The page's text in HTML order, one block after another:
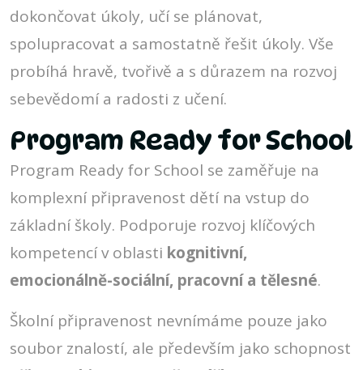
dokončovat úkoly, učí se plánovat,
spolupracovat a samostatně řešit úkoly. Vše
probíhá hravě, tvořivě a s důrazem na rozvoj
sebevědomí a radosti z učení.
Program Ready for School
Program Ready for School se zaměřuje na
komplexní připravenost dětí na vstup do
základní školy. Podporuje rozvoj klíčových
kompetencí v oblasti kognitivní,
emocionálně-sociální, pracovní a tělesné.
Školní připravenost nevnímáme pouze jako
soubor znalostí, ale především jako schopnost